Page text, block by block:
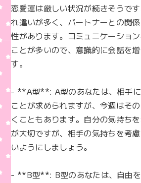
恋愛運は厳しい状況が続きそうで
れ違いが多く、パートナーとの関
性があります。コミュニケーショ
ことが多いので、意識的に会話を
す。
- **A型**: A型のあなたは、相手
ことが求められますが、今週はそ
くこともあります。自分の気持ち
が大切ですが、相手の気持ちを考
いようにしましょう。
- **B型**: B型のあなたは、自由